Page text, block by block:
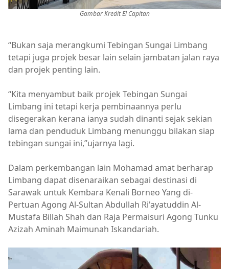
Gambar Kredit El Capitan
“Bukan saja merangkumi Tebingan Sungai Limbang
tetapi juga projek besar lain selain jambatan jalan raya
dan projek penting lain.
“Kita menyambut baik projek Tebingan Sungai
Limbang ini tetapi kerja pembinaannya perlu
disegerakan kerana ianya sudah dinanti sejak sekian
lama dan penduduk Limbang menunggu bilakan siap
tebingan sungai ini,”ujarnya lagi.
Dalam perkembangan lain Mohamad amat berharap
Limbang dapat disenaraikan sebagai destinasi di
Sarawak untuk Kembara Kenali Borneo Yang di-
Pertuan Agong Al-Sultan Abdullah Ri'ayatuddin Al-
Mustafa Billah Shah dan Raja Permaisuri Agong Tunku
Azizah Aminah Maimunah Iskandariah.